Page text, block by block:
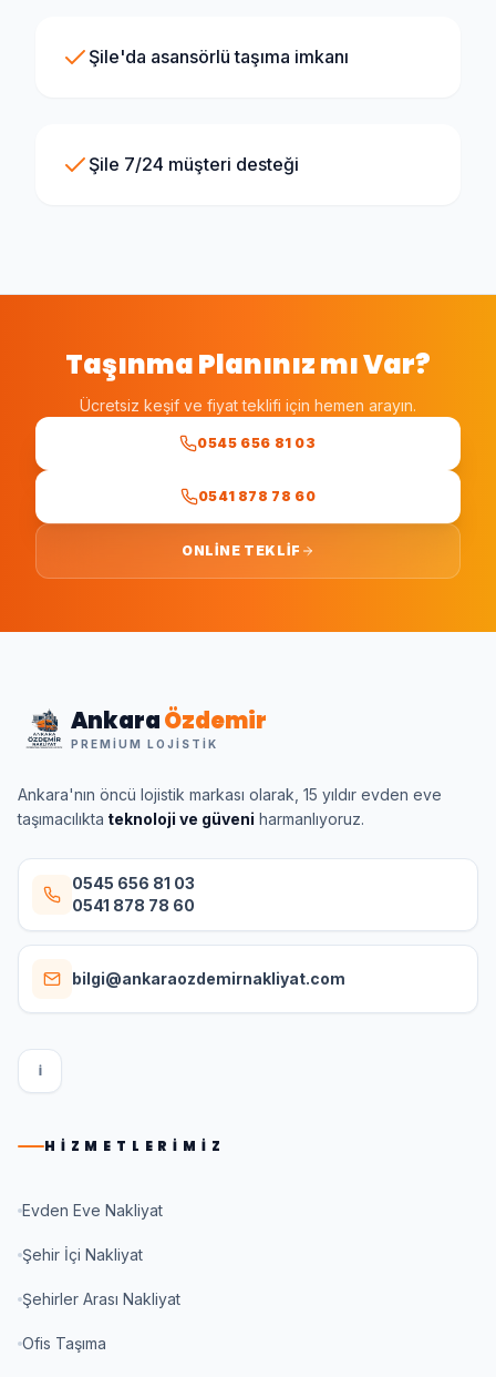
Şile'da asansörlü taşıma imkanı
Şile 7/24 müşteri desteği
Taşınma Planınız mı Var?
Ücretsiz keşif ve fiyat teklifi için hemen arayın.
0545 656 81 03
0541 878 78 60
ONLINE TEKLIF
AnkaraÖzdemir
PREMIUM LOJISTIK
Ankara'nın öncü lojistik markası olarak, 15 yıldır evden eve
taşımacılıkta teknoloji ve güveni harmanlıyoruz.
0545 656 81 03
0541 878 78 60
bilgi@ankaraozdemirnakliyat.com
I
HIZMETLERIMIZ
Evden Eve Nakliyat
Şehir İçi Nakliyat
Şehirler Arası Nakliyat
Ofis Taşıma